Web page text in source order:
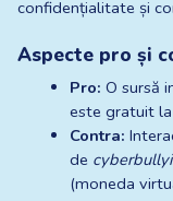
confidențialitate și
Aspecte pro și
Pro: O sursă
este gratuit la
Contra:
de
(moneda